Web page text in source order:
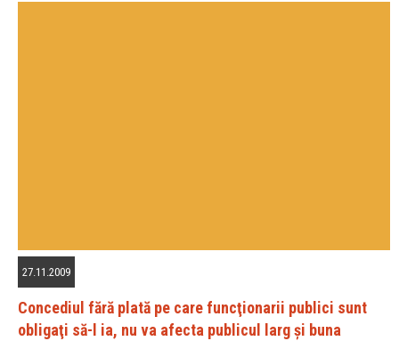
27.11.2009
Concediul fără plată pe care funcţionarii publici sunt
obligaţi să-l ia, nu va afecta publicul larg şi buna